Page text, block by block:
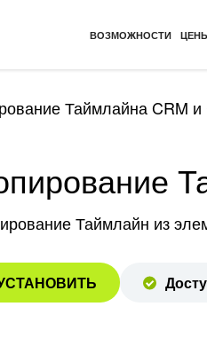
ВОЗМОЖНОСТИ
Таймлайна CRM
Таймлайн из